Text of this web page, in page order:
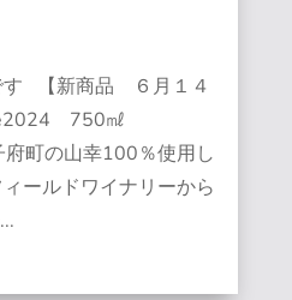
す 【新商品 ６月１４
750㎖
町の山幸100％使用し
ールドワイナリーから